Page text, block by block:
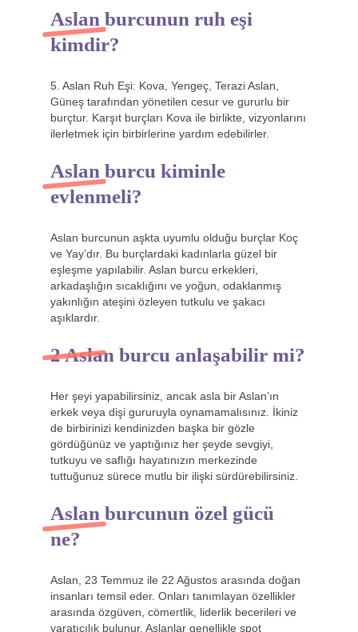
Aslan burcunun ruh eşi
kimdir?
5. Aslan Ruh Eşi: Kova, Yengeç, Terazi Aslan,
Güneş tarafından yönetilen cesur ve gururlu bir
burçtur. Karşıt burçları Kova ile birlikte, vizyonlarını
ilerletmek için birbirlerine yardım edebilirler.
Aslan burcu kiminle
evlenmeli?
Aslan burcunun aşkta uyumlu olduğu burçlar Koç
ve Yay’dır. Bu burçlardaki kadınlarla güzel bir
eşleşme yapılabilir. Aslan burcu erkekleri,
arkadaşlığın sıcaklığını ve yoğun, odaklanmış
yakınlığın ateşini özleyen tutkulu ve şakacı
aşıklardır.
2 Aslan burcu anlaşabilir mi?
Her şeyi yapabilirsiniz, ancak asla bir Aslan’ın
erkek veya dişi gururuyla oynamamalısınız. İkiniz
de birbirinizi kendinizden başka bir gözle
gördüğünüz ve yaptığınız her şeyde sevgiyi,
tutkuyu ve saflığı hayatınızın merkezinde
tuttuğunuz sürece mutlu bir ilişki sürdürebilirsiniz.
Aslan burcunun özel gücü
ne?
Aslan, 23 Temmuz ile 22 Ağustos arasında doğan
insanları temsil eder. Onları tanımlayan özellikler
arasında özgüven, cömertlik, liderlik becerileri ve
yaratıcılık bulunur. Aslanlar genellikle spot